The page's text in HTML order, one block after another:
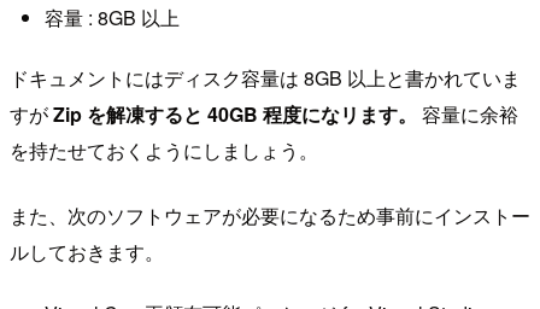
容量 : 8GB 以上
ドキュメントにはディスク容量は 8GB 以上と書かれていま
すがZip を解凍すると 40GB 程度になリます。
容量に余裕
を持たせておくようにしましょう。
また、次のソフトウェアが必要になるため事前にインストー
ルしておきます。